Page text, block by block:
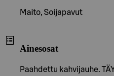
Maito, Soijapavut
Ainesosat
Paahdettu kahvijauhe.